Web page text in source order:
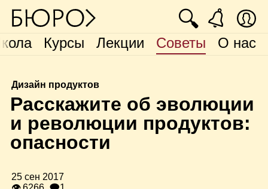
Курсы Лекции Советы О нас
🔍
Дизайн продуктов
Расскажите об эволюции
и революции продуктов:
опасности
25 сен 2017